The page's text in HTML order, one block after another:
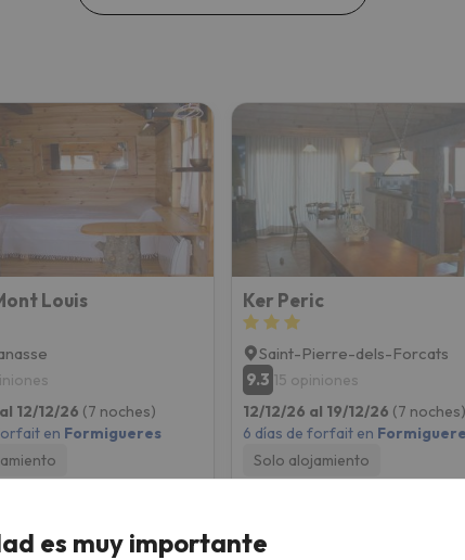
Louis
12/12/26 (7 noches)
en Formigueres
Ker Peric
Saint-Pierre-dels-Forcats
9.3 15 opiniones
12/12/26 al 19/12/26 (7 noches)
6 días de forfait en
Solo alojamiento
es muy importante